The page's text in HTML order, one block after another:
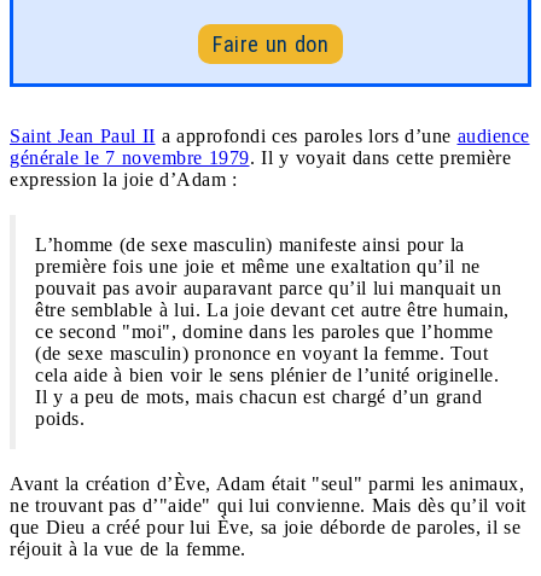
Faire un don
Saint Jean Paul II a approfondi ces paroles lors d’une audience
générale le 7 novembre 1979. Il y voyait dans cette première
expression la joie d’Adam :
L’homme (de sexe masculin) manifeste ainsi pour la
première fois une joie et même une exaltation qu’il ne
pouvait pas avoir auparavant parce qu’il lui manquait un
être semblable à lui. La joie devant cet autre être humain,
ce second "moi", domine dans les paroles que l’homme
(de sexe masculin) prononce en voyant la femme. Tout
cela aide à bien voir le sens plénier de l’unité originelle.
Il y a peu de mots, mais chacun est chargé d’un grand
poids.
Avant la création d’Ève, Adam était "seul" parmi les animaux,
ne trouvant pas d’"aide" qui lui convienne. Mais dès qu’il voit
que Dieu a créé pour lui Ève, sa joie déborde de paroles, il se
réjouit à la vue de la femme.